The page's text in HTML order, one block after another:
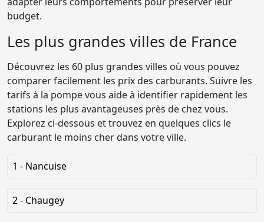
budget.
Les plus grandes villes de France
Découvrez les 60 plus grandes villes où vous pouvez
comparer facilement les prix des carburants. Suivre les
tarifs à la pompe vous aide à identifier rapidement les
stations les plus avantageuses près de chez vous.
Explorez ci-dessous et trouvez en quelques clics le
carburant le moins cher dans votre ville.
1 - Nancuise
2 - Chaugey